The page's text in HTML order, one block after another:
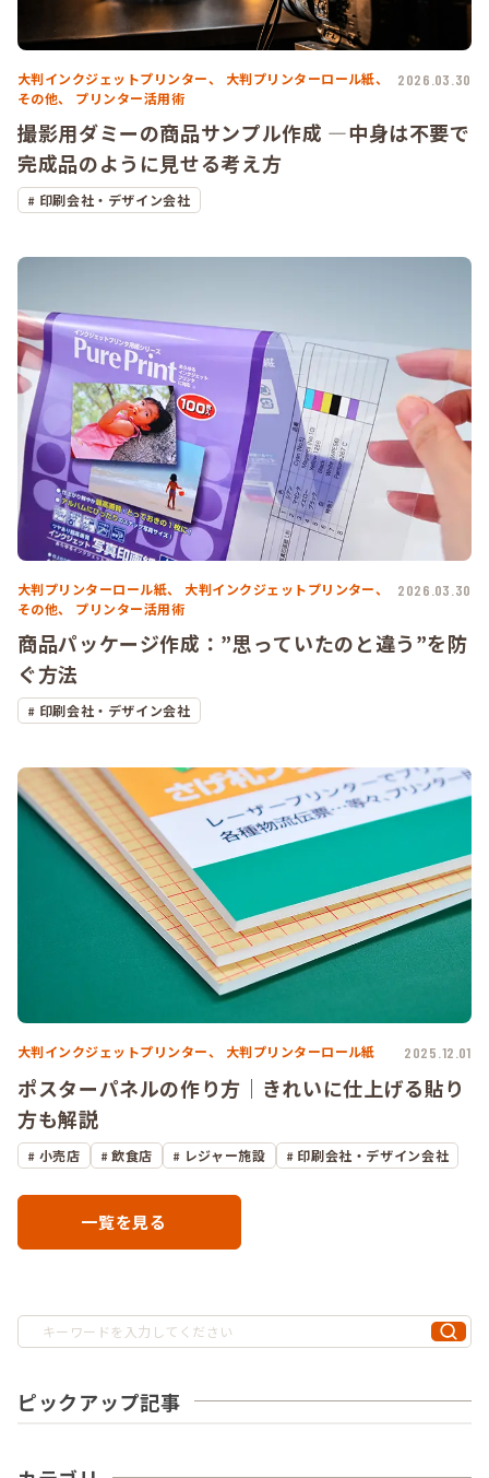
大判インクジェットプリンター、
大判プリンターロール紙、
その他、
プリンター活用術
2026.03.30
撮影用ダミーの商品サンプル作成 ―中身は不要で
完成品のように見せる考え方
印刷会社・デザイン会社
大判プリンターロール紙、
大判インクジェットプリンター、
その他、
プリンター活用術
2026.03.30
商品パッケージ作成：”思っていたのと違う”を防
ぐ方法
印刷会社・デザイン会社
大判インクジェットプリンター、 大判プリンターロール紙 2025.12.01
ポスターパネルの作り方｜きれいに仕上げる貼り
方も解説
小売店 飲食店 レジャー施設 印刷会社・デザイン会社
一覧を見る
ピックアップ記事